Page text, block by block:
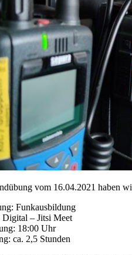
vom 16.04.2021 haben
Funkausbildung
Digital – Jitsi Meet
18:00 Uhr
ca. 2,5 Stunden